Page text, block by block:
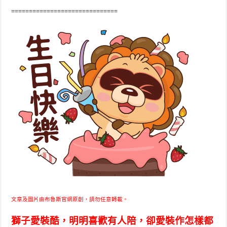
==============================
文章及圖片由布魯斯官網原創，請勿任意轉載。
獅子愛裝酷，明明喜歡有人陪，卻愛裝作怎樣都